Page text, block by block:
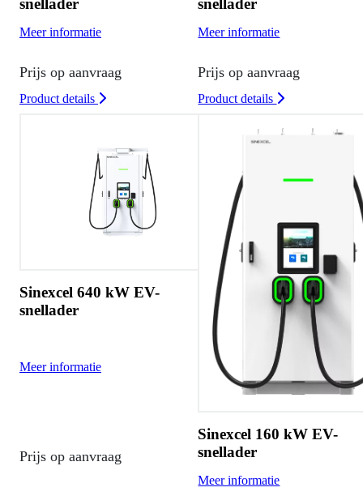
snellader
Meer informatie
Prijs op aanvraag
Product details
snellader
Meer informatie
Prijs op aanvraag
Product details
Sinexcel 640 kW EV-
snellader
Meer informatie
Prijs op aanvraag
Sinexcel 160 kW EV-
snellader
Meer informatie